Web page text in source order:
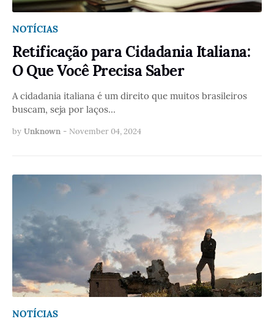
NOTÍCIAS
Retificação para Cidadania Italiana:
O Que Você Precisa Saber
A cidadania italiana é um direito que muitos brasileiros
buscam, seja por laços…
by Unknown - November 04, 2024
NOTÍCIAS